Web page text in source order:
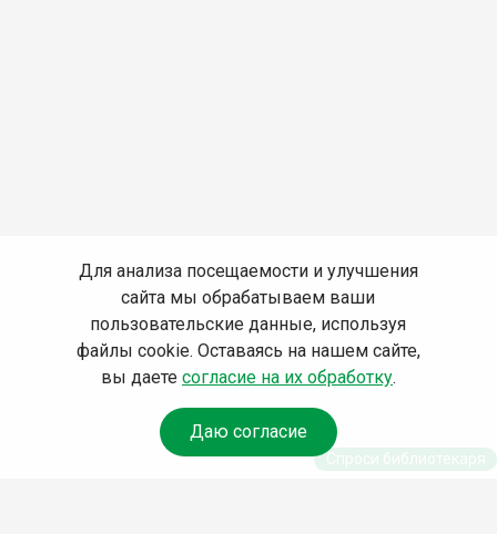
Для анализа посещаемости и улучшения
сайта мы обрабатываем ваши
пользовательские данные, используя
файлы cookie. Оставаясь на нашем сайте,
вы даете согласие на их обработку.
Даю согласие
Спроси библиотекаря